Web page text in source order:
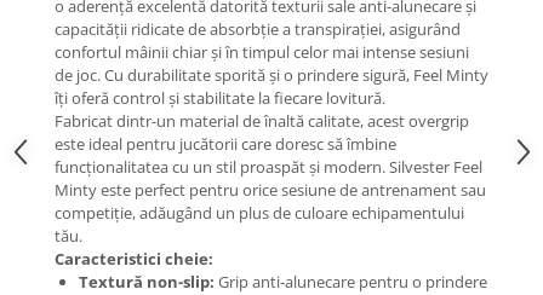
o aderență excelentă datorită texturii sale anti-alunecare și
capacității ridicate de absorbție a transpirației, asigurând
confortul mâinii chiar și în timpul celor mai intense sesiuni
de joc. Cu durabilitate sporită și o prindere sigură, Feel Minty
îți oferă control și stabilitate la fiecare lovitură.
Fabricat dintr-un material de înaltă calitate, acest overgrip
este ideal pentru jucătorii care doresc să îmbine
funcționalitatea cu un stil proaspăt și modern. Silvester Feel
Minty este perfect pentru orice sesiune de antrenament sau
competiție, adăugând un plus de culoare echipamentului
tău.
Caracteristici cheie:
Textură non-slip: Grip anti-alunecare pentru o prindere